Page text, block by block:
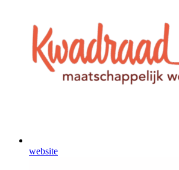
website